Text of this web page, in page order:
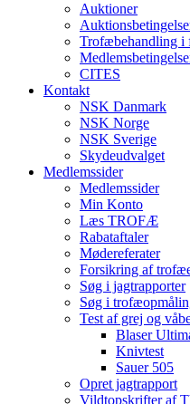
Auktioner
Trofæbehandling i
CITES
Kontakt
NSK Danmark
NSK Norge
NSK Sverige
Skydeudvalget
Medlemssider
Medlemssider
Min Konto
Læs TROFÆ
Rabataftaler
Mødereferater
Forsikring af
Søg i jagtrapporter
Søg i
Test af grej og
Blaser
Knivtest
Sauer 505
Opret jagtrapport
Vildtopskrifter af